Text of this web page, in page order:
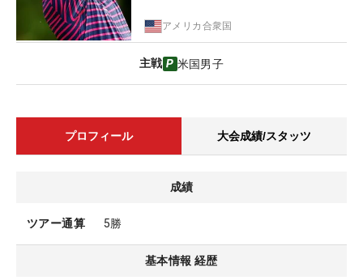
アメリカ合衆国
主戦 米国男子
プロフィール 大会成績/スタッツ
成績
ツアー通算 5勝
基本情報 経歴